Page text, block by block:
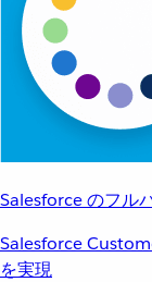
Salesforce のフル
Salesforce
を実現